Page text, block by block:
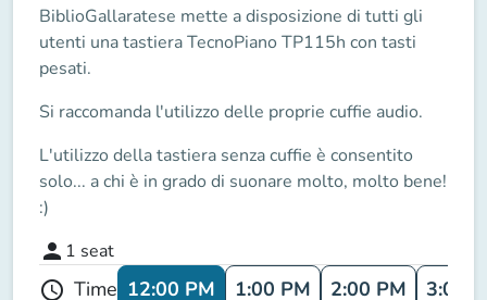
BiblioGallaratese mette a disposizione di tutti gli
utenti una tastiera TecnoPiano TP115h con tasti
pesati.
Si raccomanda l'utilizzo delle proprie cuffie audio.
L'utilizzo della tastiera senza cuffie è consentito
solo... a chi è in grado di suonare molto, molto bene!
:)
person 1 seat
schedule Time 12:00 PM 1:00 PM 2:00 PM 3:00